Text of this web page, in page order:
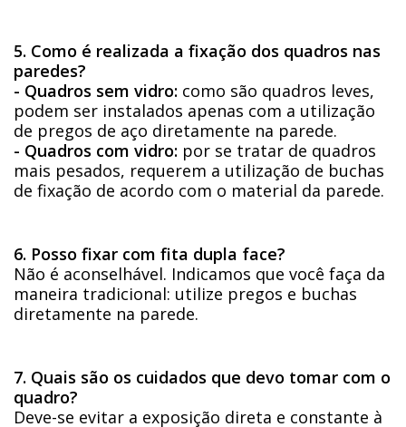
5. Como é realizada a fixação dos quadros nas
paredes?
- Quadros sem vidro: como são quadros leves,
podem ser instalados apenas com a utilização
de pregos de aço diretamente na parede.
- Quadros com vidro: por se tratar de quadros
mais pesados, requerem a utilização de buchas
de fixação de acordo com o material da parede.
6. Posso fixar com fita dupla face?
Não é aconselhável. Indicamos que você faça da
maneira tradicional: utilize pregos e buchas
diretamente na parede.
7. Quais são os cuidados que devo tomar com o
quadro?
Deve-se evitar a exposição direta e constante à